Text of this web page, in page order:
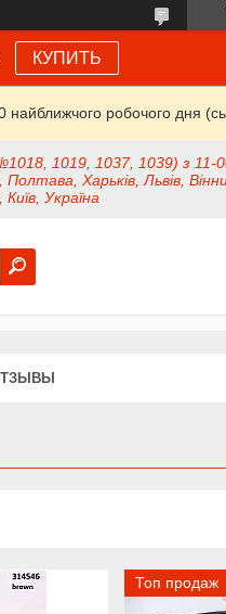
КУПИТЬ
робочого дня
1019, 1037, 1039) з
Полтава, Харьків, Львів,
Україна
Топ продаж